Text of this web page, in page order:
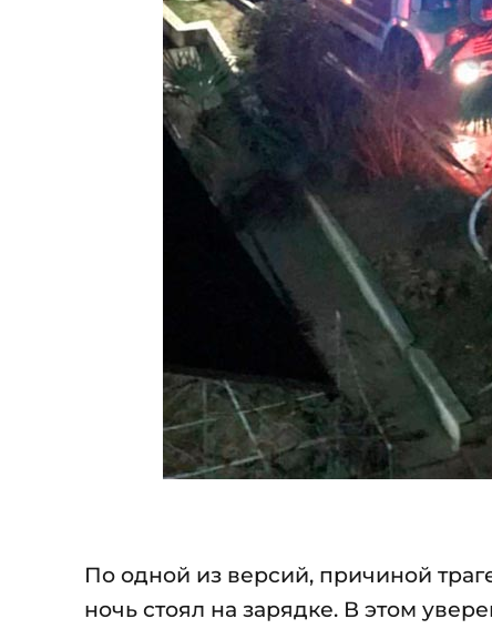
По одной из версий, причиной
ночь стоял на зарядке. В этом